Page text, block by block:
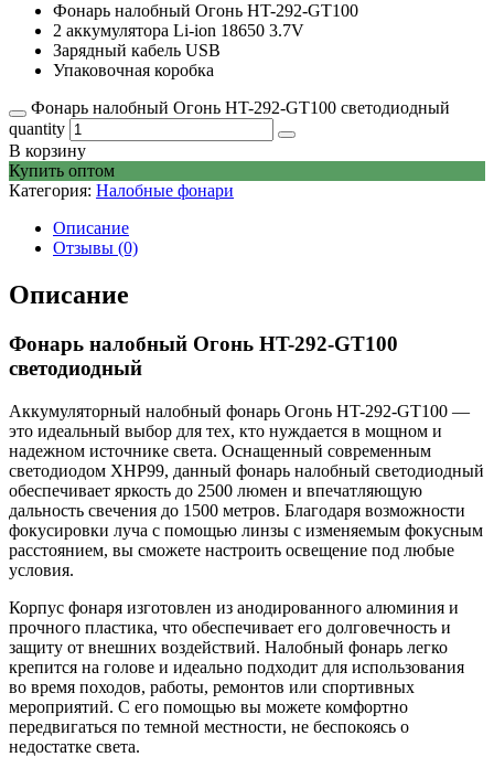
Фонарь налобный Огонь HT-292-GT100
2 аккумулятора Li-ion 18650 3.7V
Зарядный кабель USB
Упаковочная коробка
Фонарь налобный Огонь HT-292-GT100 светодиодный
quantity
В корзину
Купить оптом
Категория: Налобные фонари
Описание
Отзывы (0)
Описание
Фонарь налобный Огонь HT-292-GT100
светодиодный
Аккумуляторный налобный фонарь Огонь HT-292-GT100 —
это идеальный выбор для тех, кто нуждается в мощном и
надежном источнике света. Оснащенный современным
светодиодом XHP99, данный фонарь налобный светодиодный
обеспечивает яркость до 2500 люмен и впечатляющую
дальность свечения до 1500 метров. Благодаря возможности
фокусировки луча с помощью линзы с изменяемым фокусным
расстоянием, вы сможете настроить освещение под любые
условия.
Корпус фонаря изготовлен из анодированного алюминия и
прочного пластика, что обеспечивает его долговечность и
защиту от внешних воздействий. Налобный фонарь легко
крепится на голове и идеально подходит для использования
во время походов, работы, ремонтов или спортивных
мероприятий. С его помощью вы можете комфортно
передвигаться по темной местности, не беспокоясь о
недостатке света.